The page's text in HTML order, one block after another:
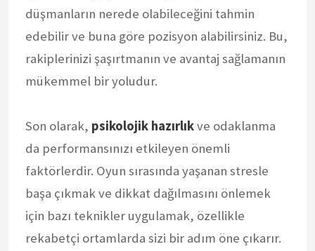
düşmanların nerede olabileceğini tahmin
edebilir ve buna göre pozisyon alabilirsiniz. Bu,
rakiplerinizi şaşırtmanın ve avantaj sağlamanın
mükemmel bir yoludur.
Son olarak, psikolojik hazırlıkve odaklanma
da performansınızı etkileyen önemli
faktörlerdir. Oyun sırasında yaşanan stresle
başa çıkmak ve dikkat dağılmasını önlemek
için bazı teknikler uygulamak, özellikle
rekabetçi ortamlarda sizi bir adım öne çıkarır.